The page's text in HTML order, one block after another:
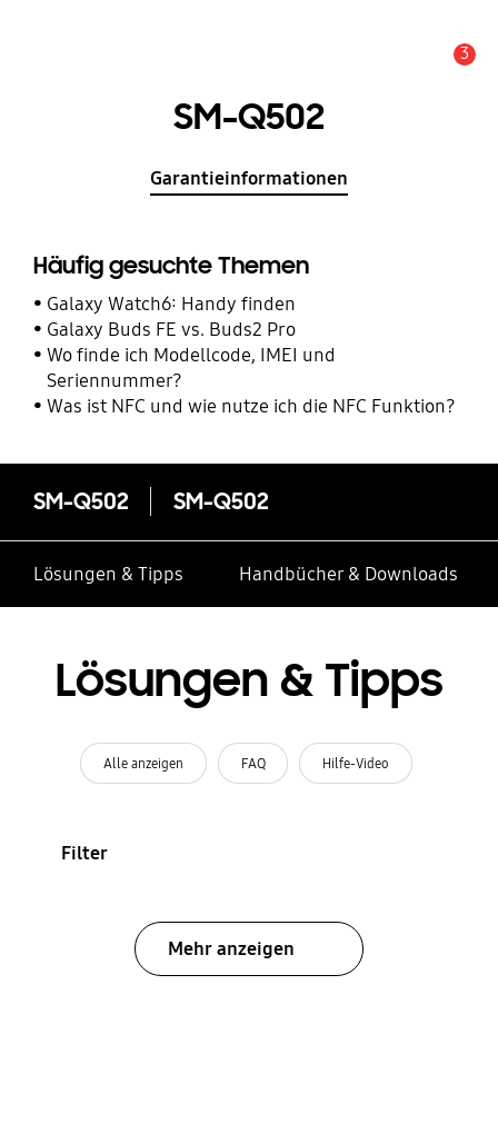
3
SM-Q502
Garantieinformationen
Häufig gesuchte Themen
Galaxy Watch6: Handy finden
Galaxy Buds FE vs. Buds2 Pro
Wo finde ich Modellcode, IMEI und
Seriennummer?
Was ist NFC und wie nutze ich die NFC Funktion?
SM-Q502 SM-Q502
Lösungen & Tipps Handbücher & Downloads
Lösungen & Tipps
Alle anzeigen FAQ Hilfe-Video
Filter
Mehr anzeigen